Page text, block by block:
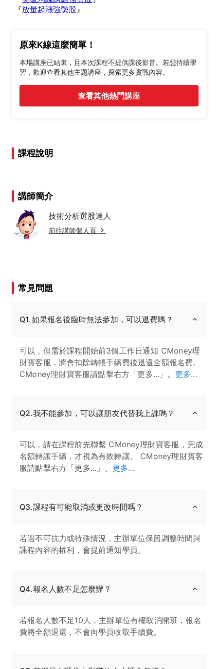
『放量起漲強勢股』
原來K線這麼簡單！
本場講座已結束，且本次課程不提供課後影音。若想持續學
習，歡迎查看其他主題講座，探索更多實戰內容。
查看其他熱門講座
課程說明
講師簡介
技術分析選股達人
前往講師個人頁
常見問題
Q1.如果報名後臨時無法參加，可以退費嗎？
可以，但需於課程開始前3個工作日通知 CMoney理
財寶客服，將會扣除轉帳手續費後退還全額報名費。
CMoney理財寶客服請點擊右方「更多...」。 更多...
Q2.我不能參加，可以讓朋友代替我上課嗎？
可以，請在課程前先聯繫 CMoney理財寶客服，完成
名額轉讓手續，才視為有效轉讓。 CMoney理財寶客
服請點擊右方「更多...」。 更多...
Q3.課程有可能取消或更改時間嗎？
若遇不可抗力或特殊情況，主辦單位保留調整時間與
課程內容的權利，會提前通知學員。
Q4.報名人數不足怎麼辦？
若報名人數不足10人，主辦單位有權取消開班，報名
費將全額退還，不會向學員收取手續費。